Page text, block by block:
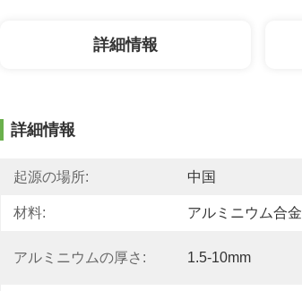
詳細情報
詳細情報
起源の場所: 中国
材料: アルミニウム合金
アルミニウムの厚さ: 1.5-10mm